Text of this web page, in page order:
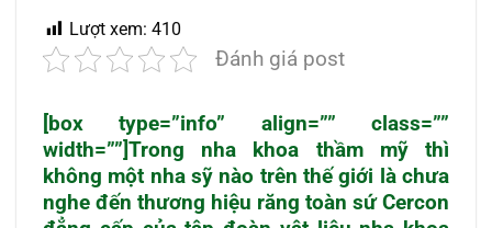
Lượt xem: 410
Đánh giá post
[box type=”info” align=”” class=””
width=””]Trong nha khoa thầm mỹ thì
không một nha sỹ nào trên thế giới là chưa
nghe đến thương hiệu răng toàn sứ Cercon